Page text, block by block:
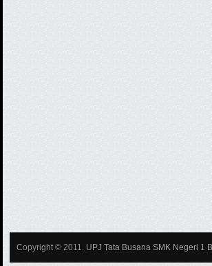
Copyright © 2011. UPJ Tata Busana SMK Negeri 1